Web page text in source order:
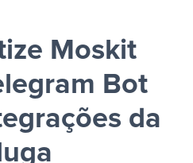
Moskit
Bot
da